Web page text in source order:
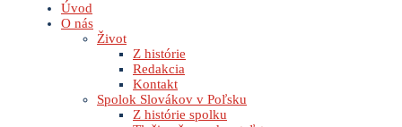
Úvod
O nás
Život
Z histórie
Redakcia
Kontakt
Spolok Slovákov v Poľsku
Z histórie spolku